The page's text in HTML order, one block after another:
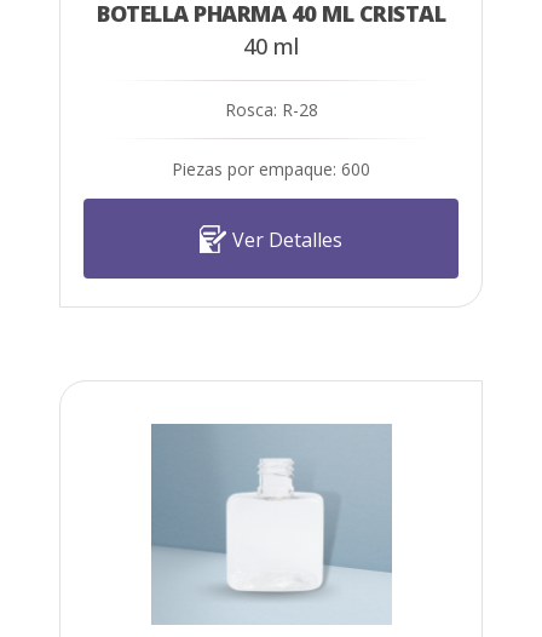
BOTELLA PHARMA 40 ML CRISTAL
40 ml
Rosca: R-28
Piezas por empaque: 600
Ver Detalles